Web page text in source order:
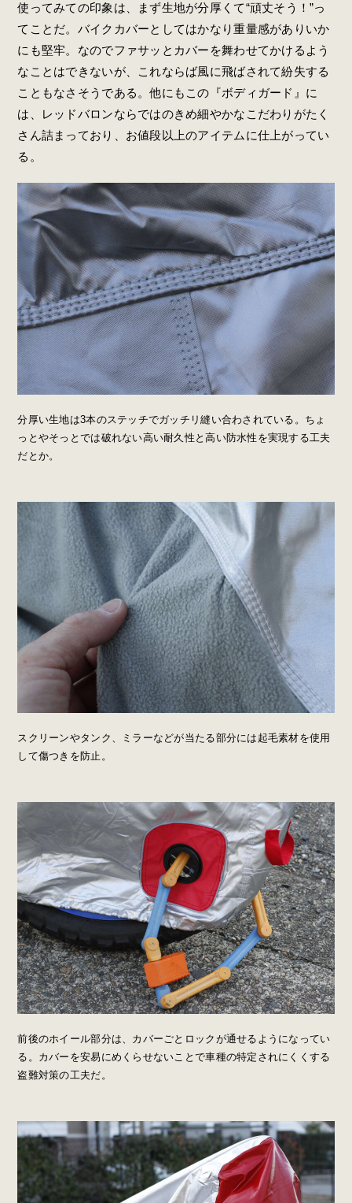
使ってみての印象は、まず生地が分厚くて“頑丈そう！”っ
てことだ。バイクカバーとしてはかなり重量感がありいか
にも堅牢。なのでファサッとカバーを舞わせてかけるよう
なことはできないが、これならば風に飛ばされて紛失する
こともなさそうである。他にもこの『ボディガード』に
は、レッドバロンならではのきめ細やかなこだわりがたく
さん詰まっており、お値段以上のアイテムに仕上がってい
る。
分厚い生地は3本のステッチでガッチリ縫い合わされている。ちょ
っとやそっとでは破れない高い耐久性と高い防水性を実現する工夫
だとか。
スクリーンやタンク、ミラーなどが当たる部分には起毛素材を使用
して傷つきを防止。
前後のホイール部分は、カバーごとロックが通せるようになってい
る。カバーを安易にめくらせないことで車種の特定されにくくする
盗難対策の工夫だ。